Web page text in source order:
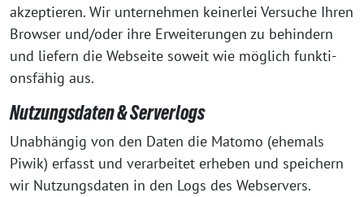
akzep­tie­ren. Wir unter­neh­men kei­ner­lei Ver­su­che Ihren
Brow­ser und/oder ihre Erwei­te­run­gen zu behin­dern
und lie­fern die Web­sei­te soweit wie mög­lich funk­ti­
ons­fä­hig aus.
Nutzungsdaten & Serverlogs
Unab­hän­gig von den Daten die Mato­mo (ehe­mals
Piwik) erfasst und ver­ar­bei­tet erhe­ben und spei­chern
wir Nut­zungs­da­ten in den Logs des Web­ser­vers.